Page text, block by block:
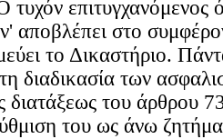
τυχόν επιτυγχανόμενος
αποβλέπει στο
το Δικαστήριο.
διαδικασία των
διατάξεως του άρθρου
του ως άνω